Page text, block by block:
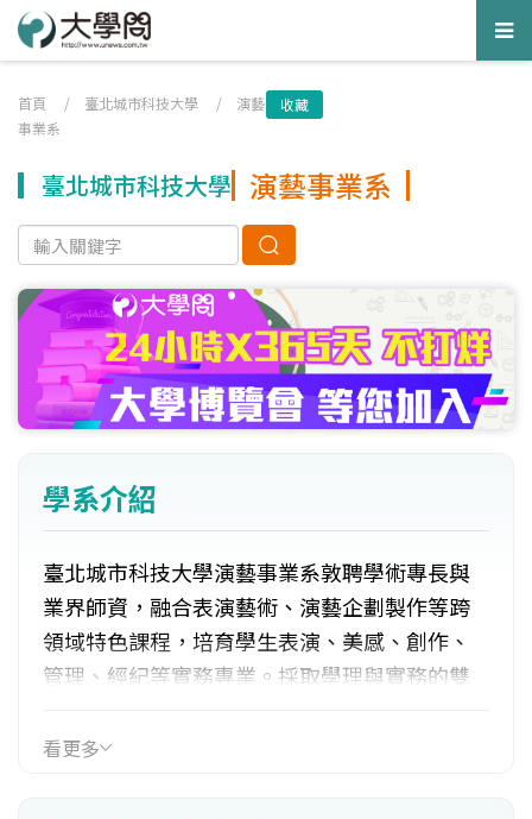
首頁 / 臺北城市科技大學 / 演藝
事業系
收藏
臺北城市科技大學 演藝事業系
學系介紹
臺北城市科技大學演藝事業系敦聘學術專長與
業界師資，融合表演藝術、演藝企劃製作等跨
領域特色課程，培育學生表演、美感、創作、
管理、經紀等實務專業。採取學理與實務的雙
企劃製作」等專業能力，造就理論與實務結合
看更多